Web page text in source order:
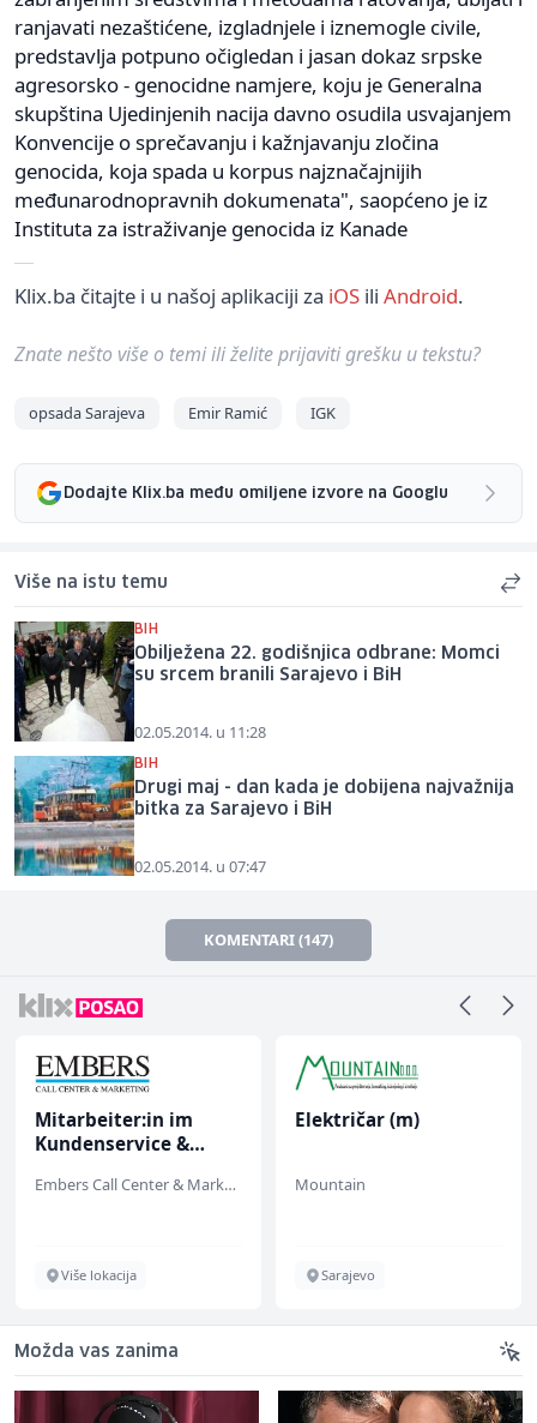
ranjavati nezaštićene, izgladnjele i iznemogle civile,
predstavlja potpuno očigledan i jasan dokaz srpske
agresorsko - genocidne namjere, koju je Generalna
skupština Ujedinjenih nacija davno osudila usvajanjem
Konvencije o sprečavanju i kažnjavanju zločina
genocida, koja spada u korpus najznačajnijih
međunarodnopravnih dokumenata", saopćeno je iz
Instituta za istraživanje genocida iz Kanade
Klix.ba čitajte i u našoj aplikaciji za iOS ili Android.
Znate nešto više o temi ili želite prijaviti grešku u tekstu?
opsada Sarajeva Emir Ramić IGK
Dodajte Klix.ba među omiljene izvore na Googlu
Više na istu temu
BIH
Obilježena 22. godišnjica odbrane: Momci
su srcem branili Sarajevo i BiH
02.05.2014. u 11:28
BIH
Drugi maj - dan kada je dobijena najvažnija
bitka za Sarajevo i BiH
02.05.2014. u 07:47
KOMENTARI (147)
Mitarbeiter:in im
Kundenservice &
Embers Call Center & Marketing
Više lokacija
Električar (m)
Mountain
Sarajevo
Možda vas zanima